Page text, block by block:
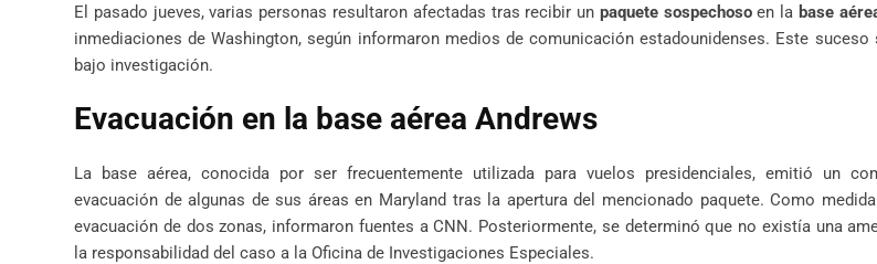
El pasado jueves, varias personas resultaron afectadas tras recibir un paquete sospechosoen la base
inmediaciones de Washington, según informaron medios de comunicación estadounidenses. Este suceso
bajo investigación.
Evacuación en la base aérea Andrews
La base aérea, conocida por ser frecuentemente utilizada para vuelos presidenciales, emitió un
evacuación de algunas de sus áreas en Maryland tras la apertura del mencionado paquete. Como
evacuación de dos zonas, informaron fuentes a CNN. Posteriormente, se determinó que no existía una
la responsabilidad del caso a la Oficina de Investigaciones Especiales.